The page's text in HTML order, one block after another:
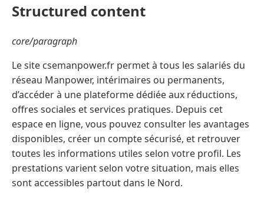
Structured content
core/paragraph
Le site csemanpower.fr permet à tous les salariés du
réseau Manpower, intérimaires ou permanents,
d’accéder à une plateforme dédiée aux réductions,
offres sociales et services pratiques. Depuis cet
espace en ligne, vous pouvez consulter les avantages
disponibles, créer un compte sécurisé, et retrouver
toutes les informations utiles selon votre profil. Les
prestations varient selon votre situation, mais elles
sont accessibles partout dans le Nord.